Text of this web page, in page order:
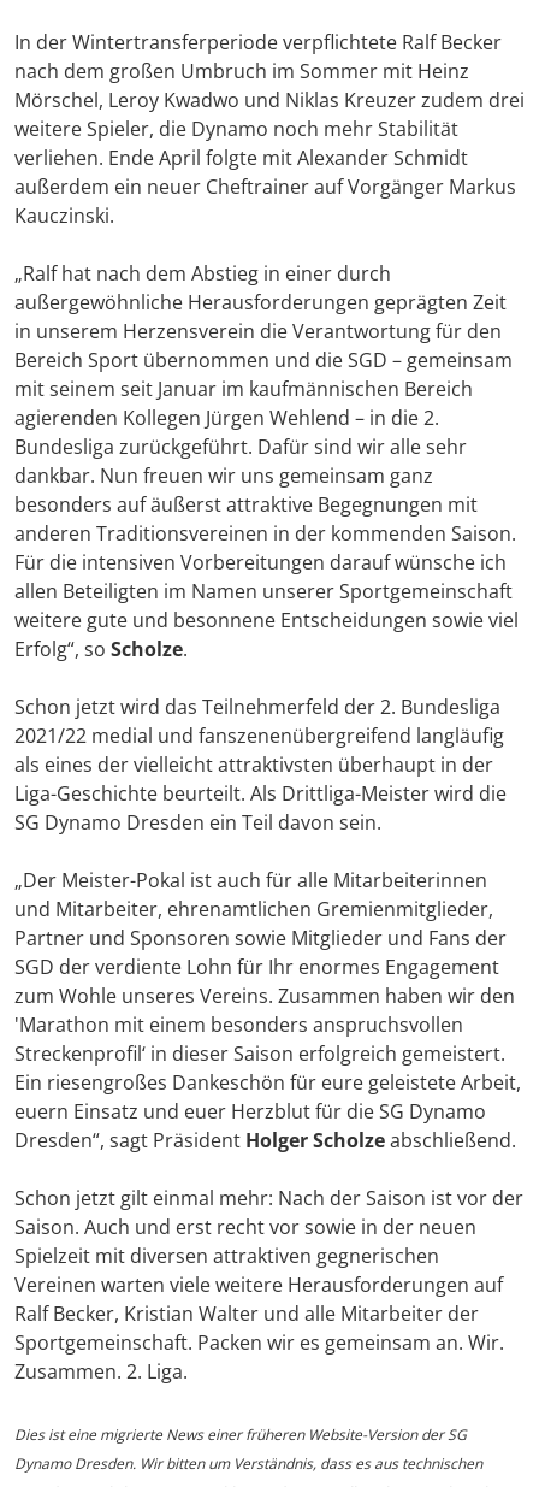
In der Wintertransferperiode verpflichtete Ralf Becker
nach dem großen Umbruch im Sommer mit Heinz
Mörschel, Leroy Kwadwo und Niklas Kreuzer zudem drei
weitere Spieler, die Dynamo noch mehr Stabilität
verliehen. Ende April folgte mit Alexander Schmidt
außerdem ein neuer Cheftrainer auf Vorgänger Markus
Kauczinski.
„Ralf hat nach dem Abstieg in einer durch
außergewöhnliche Herausforderungen geprägten Zeit
in unserem Herzensverein die Verantwortung für den
Bereich Sport übernommen und die SGD – gemeinsam
mit seinem seit Januar im kaufmännischen Bereich
agierenden Kollegen Jürgen Wehlend – in die 2.
Bundesliga zurückgeführt. Dafür sind wir alle sehr
dankbar. Nun freuen wir uns gemeinsam ganz
besonders auf äußerst attraktive Begegnungen mit
anderen Traditionsvereinen in der kommenden Saison.
Für die intensiven Vorbereitungen darauf wünsche ich
allen Beteiligten im Namen unserer Sportgemeinschaft
weitere gute und besonnene Entscheidungen sowie viel
Erfolg“, so Scholze.
Schon jetzt wird das Teilnehmerfeld der 2. Bundesliga
2021/22 medial und fanszenenübergreifend langläufig
als eines der vielleicht attraktivsten überhaupt in der
Liga-Geschichte beurteilt. Als Drittliga-Meister wird die
SG Dynamo Dresden ein Teil davon sein.
„Der Meister-Pokal ist auch für alle Mitarbeiterinnen
und Mitarbeiter, ehrenamtlichen Gremienmitglieder,
Partner und Sponsoren sowie Mitglieder und Fans der
SGD der verdiente Lohn für Ihr enormes Engagement
zum Wohle unseres Vereins. Zusammen haben wir den
'Marathon mit einem besonders anspruchsvollen
Streckenprofil‘ in dieser Saison erfolgreich gemeistert.
Ein riesengroßes Dankeschön für eure geleistete Arbeit,
euern Einsatz und euer Herzblut für die SG Dynamo
Dresden“, sagt Präsident Holger Scholzeabschließend.
Schon jetzt gilt einmal mehr: Nach der Saison ist vor der
Saison. Auch und erst recht vor sowie in der neuen
Spielzeit mit diversen attraktiven gegnerischen
Vereinen warten viele weitere Herausforderungen auf
Ralf Becker, Kristian Walter und alle Mitarbeiter der
Sportgemeinschaft. Packen wir es gemeinsam an. Wir.
Zusammen. 2. Liga.
Dies ist eine migrierte News einer früheren Website-Version der SG
Dynamo Dresden. Wir bitten um Verständnis, dass es aus technischen